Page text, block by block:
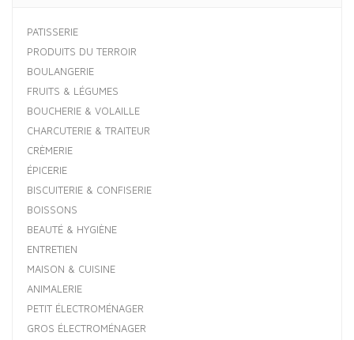
PATISSERIE
PRODUITS DU TERROIR
BOULANGERIE
FRUITS & LÉGUMES
BOUCHERIE & VOLAILLE
CHARCUTERIE & TRAITEUR
CRÈMERIE
ÉPICERIE
BISCUITERIE & CONFISERIE
BOISSONS
BEAUTÉ & HYGIÈNE
ENTRETIEN
MAISON & CUISINE
ANIMALERIE
PETIT ÉLECTROMÉNAGER
GROS ÉLECTROMÉNAGER